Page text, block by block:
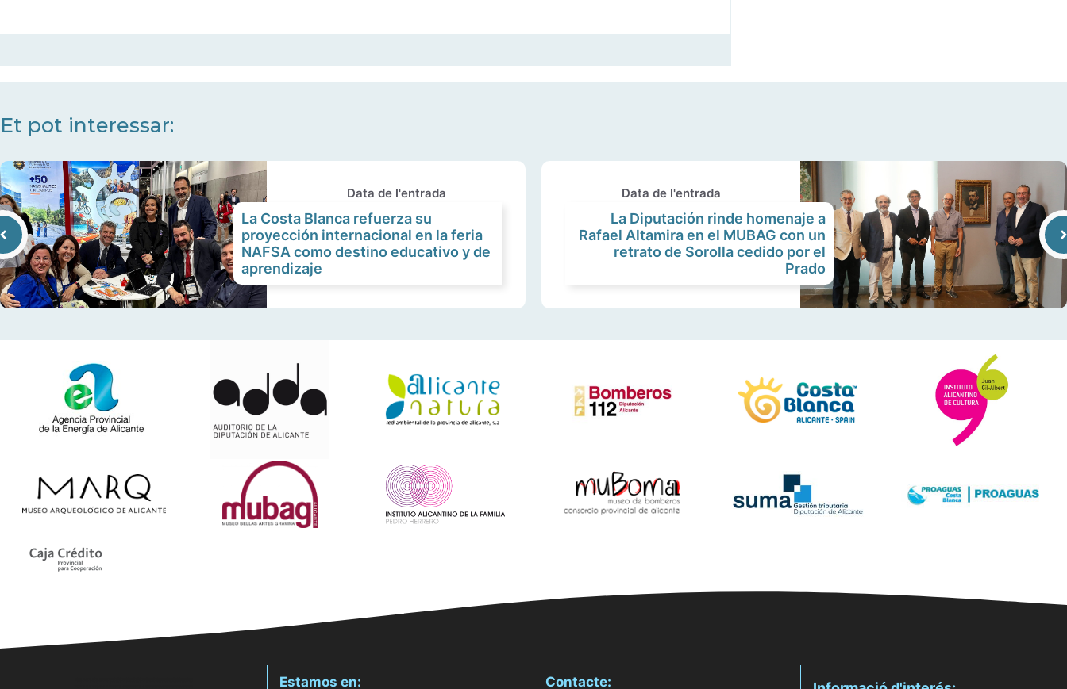
Et pot interessar:
Data de l'entrada
La Costa Blanca refuerza su
proyección internacional en la feria
NAFSA como destino educativo y de
aprendizaje
Data de l'entrada
La Diputación rinde homenaje a
Rafael Altamira en el MUBAG con un
retrato de Sorolla cedido por el
Prado
Estamos en: Contacte: